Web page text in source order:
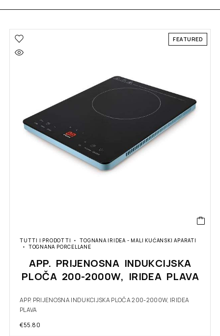
FEATURED
TUTTI I PRODOTTI
TOGNANA IRIDEA - MALI KUĆANSKI APARATI
TOGNANA PORCELLANE
APP. PRIJENOSNA INDUKCIJSKA
PLOČA 200-2000W, IRIDEA PLAVA
APP. PRIJENOSNA INDUKCIJSKA PLOČA 200-2000W, IRIDEA
PLAVA
€55.80